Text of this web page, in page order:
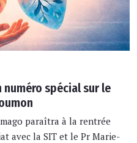
spécial sur le
paraîtra à la rentrée
avec la SIT et le Pr Marie-